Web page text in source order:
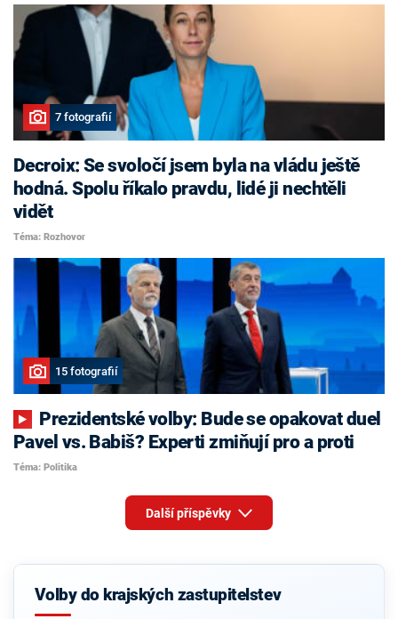
7 fotografií
Decroix: Se svoločí jsem byla na vládu ještě
hodná. Spolu říkalo pravdu, lidé ji nechtěli
vidět
Téma: Rozhovor
15 fotografií
Pavel vs. Babiš? Experti zmiňují pro a proti
Téma: Politika
Další příspěvky
Volby do krajských zastupitelstev